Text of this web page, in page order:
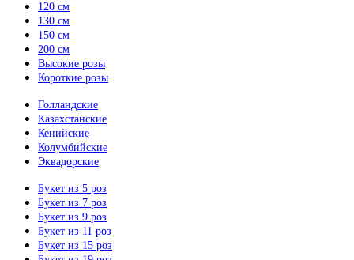
120 см
130 см
150 см
200 см
Высокие розы
Короткие розы
Голландские
Казахстанские
Кенийские
Колумбийские
Эквадорские
Букет из 5 роз
Букет из 7 роз
Букет из 9 роз
Букет из 11 роз
Букет из 15 роз